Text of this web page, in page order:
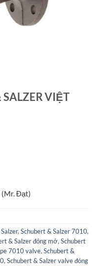
SALZER VIỆT
,Schubert & Salzer 7010,
& Salzer đóng mở,Schubert
7010 valve,Schubert &
,Schubert & Salzer valve đóng